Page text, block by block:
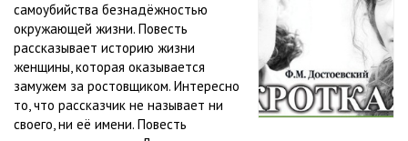
самоубийства безнадёжностью
окружающей жизни. Повесть
рассказывает историю жизни
женщины, которая оказывается
замужем за ростовщиком. Интересно
то, что рассказчик не называет ни
своего, ни её имени. Повесть